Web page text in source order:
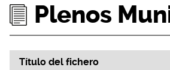
Plenos
Título del fichero